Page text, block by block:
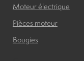
Moteur électrique
Pièces moteur
Bougies